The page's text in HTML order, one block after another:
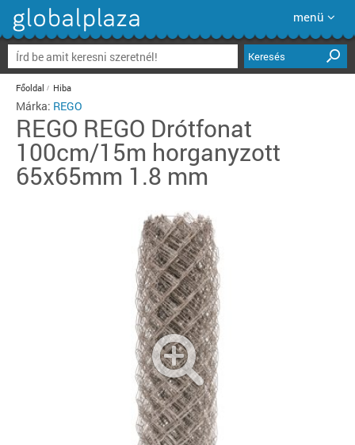
menü
Keresés
Főoldal Hiba
Márka: REGO
REGO REGO Drótfonat
100cm/15m horganyzott
65x65mm 1.8 mm